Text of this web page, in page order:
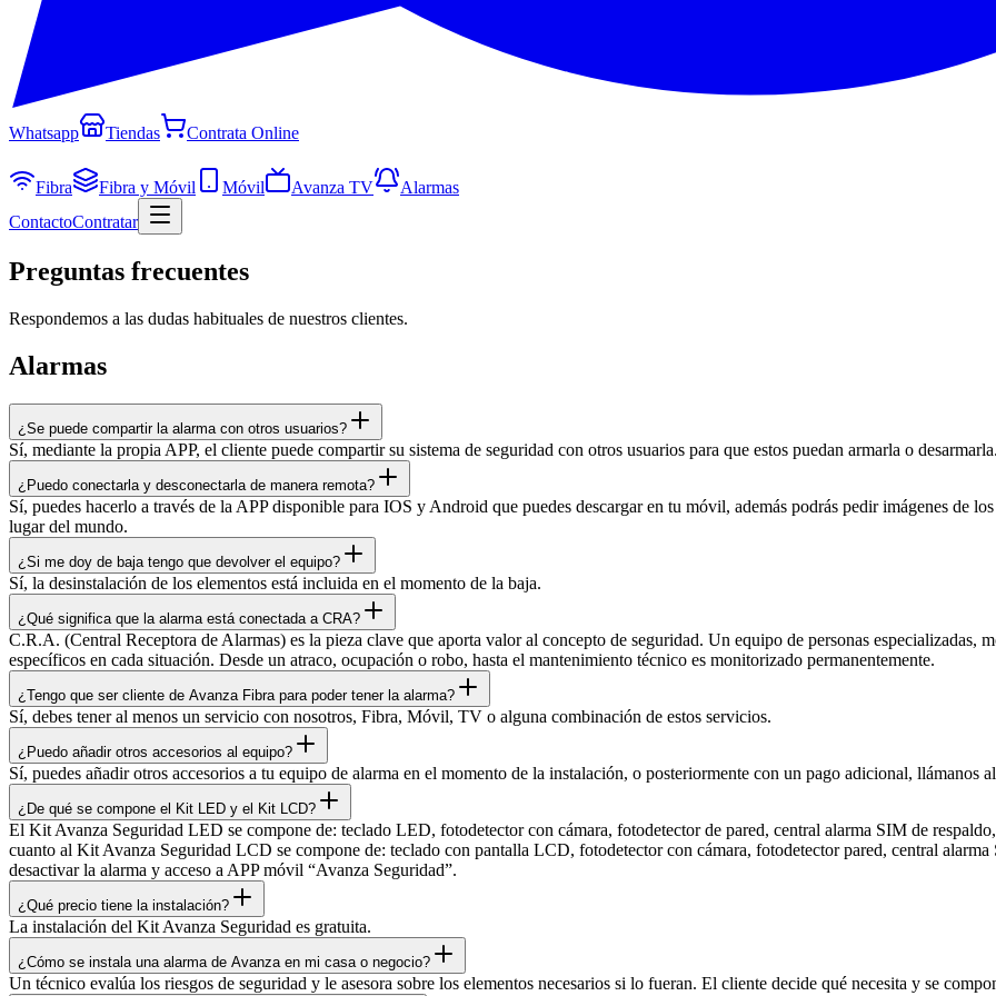
Whatsapp Tiendas Contrata Online
Fibra Fibra y Móvil Móvil Avanza TV
Alarmas
ContactoContratar
Preguntas frecuentes
Respondemos a las dudas habituales de nuestros clientes.
Alarmas
¿Se puede compartir la alarma con otros usuarios?
Sí, mediante la propia APP, el cliente puede compartir su sistema de seguridad con otros usuarios para que estos puedan armarla o
¿Puedo conectarla y desconectarla de manera remota?
Sí, puedes hacerlo a través de la APP disponible para IOS y Android que puedes descargar en tu móvil, además podrás pedir imágenes de
lugar del mundo.
¿Si me doy de baja tengo que devolver el equipo?
Sí, la desinstalación de los elementos está incluida en el momento de la baja.
¿Qué significa que la alarma está conectada a CRA?
C.R.A. (Central Receptora de Alarmas) es la pieza clave que aporta valor al concepto de seguridad. Un equipo de personas especializadas,
específicos en cada situación. Desde un atraco, ocupación o robo, hasta el mantenimiento técnico es monitorizado permanentemente.
¿Tengo que ser cliente de Avanza Fibra para poder tener la alarma?
Sí, debes tener al menos un servicio con nosotros, Fibra, Móvil, TV o alguna combinación de estos servicios.
¿Puedo añadir otros accesorios al equipo?
Sí, puedes añadir otros accesorios a tu equipo de alarma en el momento de la instalación, o posteriormente con un pago adicional, llámanos
¿De qué se compone el Kit LED y el Kit LCD?
El Kit Avanza Seguridad LED se compone de: teclado LED, fotodetector con cámara, fotodetector de pared, central alarma SIM de
cuanto al Kit Avanza Seguridad LCD se compone de: teclado con pantalla LCD, fotodetector con cámara, fotodetector pared, central
desactivar la alarma y acceso a APP móvil “Avanza Seguridad”.
¿Qué precio tiene la instalación?
La instalación del Kit Avanza Seguridad es gratuita.
¿Cómo se instala una alarma de Avanza en mi casa o negocio?
Un técnico evalúa los riesgos de seguridad y le asesora sobre los elementos necesarios si lo fueran. El cliente decide qué necesita y se